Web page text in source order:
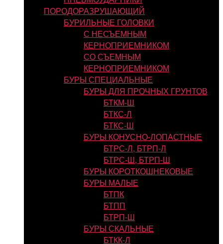
ПОРОДОРАЗРУШАЮЩИЙ
БУРИЛЬНЫЕ ГОЛОВКИ
С НЕСЪЕМНЫМ
КЕРНОПРИЕМНИКОМ
СО СЪЕМНЫМ
КЕРНОПРИЕМНИКОМ
БУРЫ СПЕЦИАЛЬНЫЕ
БУРЫ ДЛЯ ПРОЧНЫХ ГРУНТОВ
БТКМ-Ш
БТКС-Л
БТКС-Ш
БУРЫ КОНУСНО-ЛОПАСТНЫЕ
БТРС-Л, БТРП-Л
БТРС-Ш, БТРП-Ш
БУРЫ КОРОТКОШНЕКОВЫЕ
БУРЫ МАЛЫЕ
БТПК
БТПП
БТРП-Ш
БУРЫ СКАЛЬНЫЕ
БТКК-Л